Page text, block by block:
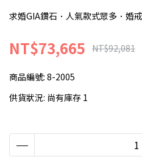
求婚GIA鑽石．人氣款式眾多．婚
NT$73,665 NT$92,081
商品編號: 8-2005
供貨狀況: 尚有庫存 1